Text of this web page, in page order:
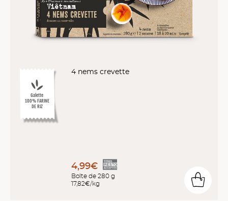
Galette
100% FARINE
DE RIZ
4 nems crevette
4,99€
Boîte de 280 g
17,82€/kg